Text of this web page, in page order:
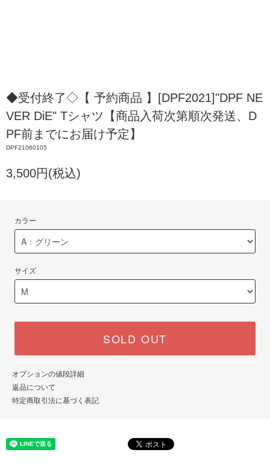
◆受付終了◇【 予約商品 】[DPF2021]"DPF NE
VER DiE" Tシャツ【商品入荷次第順次発送、D
PF前までにお届け予定】
DPF21060105
3,500円(税込)
カラー
サイズ
SOLD OUT
オプションの値段詳細
返品について
特定商取引法に基づく表記